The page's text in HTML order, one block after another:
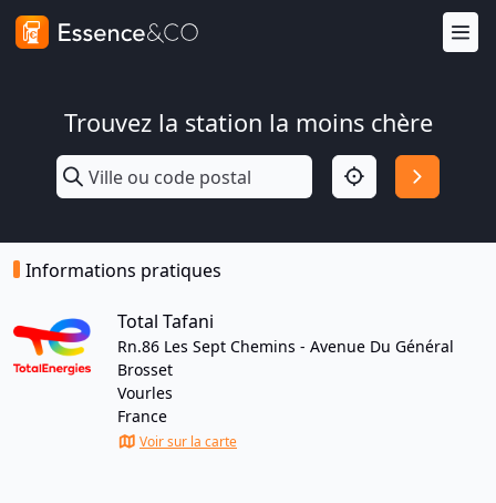
Trouvez la station la moins chère
Informations pratiques
Total Tafani
Rn.86 Les Sept Chemins - Avenue Du Général
Brosset
Vourles
France
Voir sur la carte